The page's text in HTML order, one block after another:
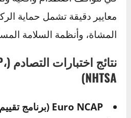
في النهاية، لا توجد فئة أفضل
على أسلوب حياتك واحتياجاتك
اختيارك مدروسًا، زادت فرص
والمريحة.
ماذا تقول